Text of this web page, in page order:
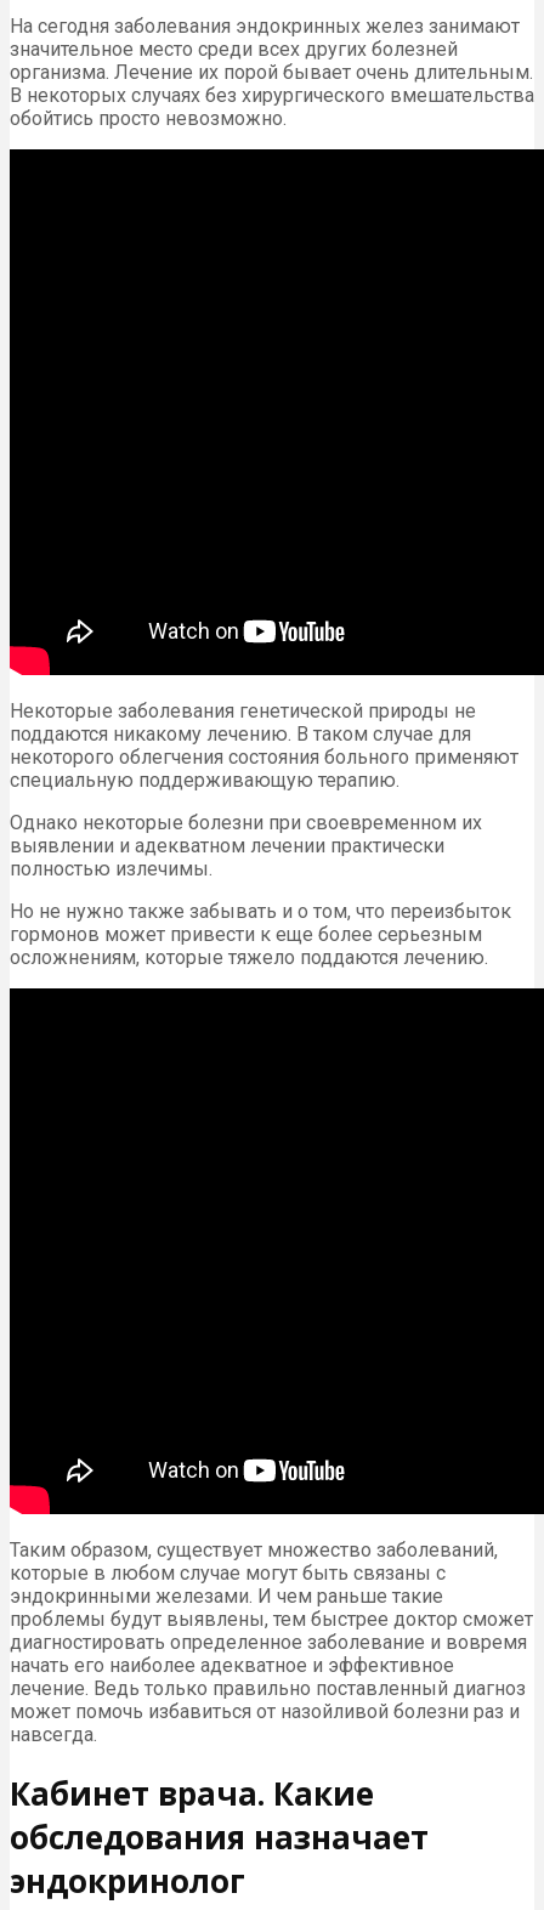
На сегодня заболевания эндокринных желез занимают
значительное место среди всех других болезней
организма. Лечение их порой бывает очень длительным.
В некоторых случаях без хирургического вмешательства
обойтись просто невозможно.
Некоторые заболевания генетической природы не
поддаются никакому лечению. В таком случае для
некоторого облегчения состояния больного применяют
специальную поддерживающую терапию.
Однако некоторые болезни при своевременном их
выявлении и адекватном лечении практически
полностью излечимы.
Но не нужно также забывать и о том, что переизбыток
гормонов может привести к еще более серьезным
осложнениям, которые тяжело поддаются лечению.
Таким образом, существует множество заболеваний,
которые в любом случае могут быть связаны с
эндокринными железами. И чем раньше такие
проблемы будут выявлены, тем быстрее доктор сможет
диагностировать определенное заболевание и вовремя
начать его наиболее адекватное и эффективное
лечение. Ведь только правильно поставленный диагноз
может помочь избавиться от назойливой болезни раз и
навсегда.
Кабинет врача. Какие
обследования назначает
эндокринолог